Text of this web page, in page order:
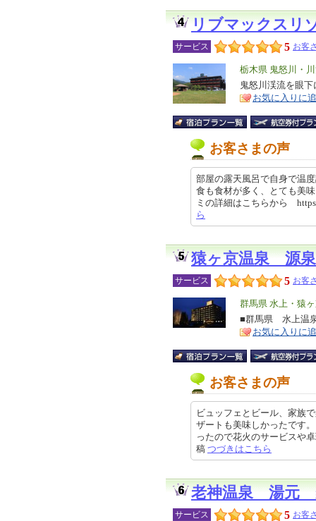
リブマックスリ
サービス 5 お客
エ
リ
ア
栃木県 鬼怒川・
特
徴
鬼怒川渓流を眼
お気に入りに
お客さまの声
部屋の露天風呂で自身で温
食も食材が多く、とても美
ミの詳細はこちらから
ら
猿ヶ京温泉 源
サービス 5 お客
エ
リ
ア
群馬県 水上・猿
特
徴
■群馬県 水上温
お気に入りに
お客さまの声
ビュッフェとビール、家族
ザートも美味しかったです
ったので花火のサービスや
稿 つづきはこちら
老神温泉 湯元
サービス 5 お客